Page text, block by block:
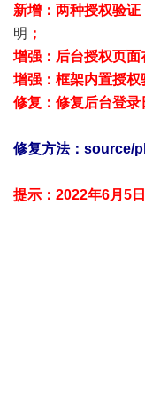
新增：两种授权验
明 ；
增强：后台授权页
增强：框架内置授权
修复：修复后台登录
修复方法：source/
提示：2022年6月5